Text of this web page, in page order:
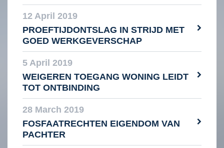
12 April 2019
PROEFTIJDONTSLAG IN STRIJD MET
GOED WERKGEVERSCHAP
5 April 2019
WEIGEREN TOEGANG WONING LEIDT
TOT ONTBINDING
28 March 2019
FOSFAATRECHTEN EIGENDOM VAN
PACHTER